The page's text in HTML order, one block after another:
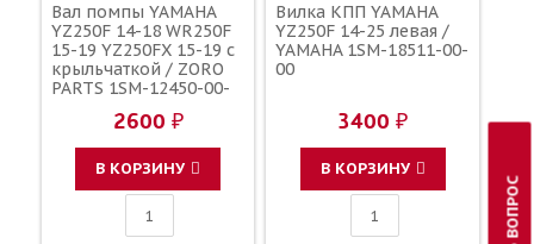
Вал помпы YAMAHA
YZ250F 14-18 WR250F
15-19 YZ250FX 15-19 с
крыльчаткой / ZORO
PARTS 1SM-12450-00-
2600 ₽
В КОРЗИНУ
Вилка КПП YAMAHA
YZ250F 14-25 левая /
YAMAHA 1SM-18511-00-
00
3400 ₽
В КОРЗИНУ